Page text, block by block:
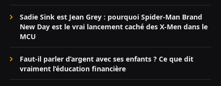
Sadie Sink est Jean Grey : pourquoi Spider-Man Brand
New Day est le vrai lancement caché des X-Men dans le
MCU
Faut-il parler d’argent avec ses enfants ? Ce que dit
vraiment l’éducation financière